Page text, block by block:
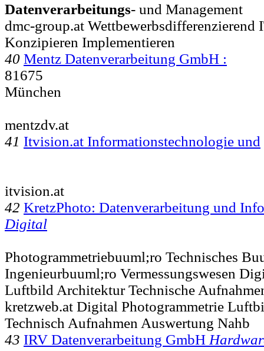
Datenverarbeitungs- und Management
dmc-group.at Wettbewerbsdifferenzierend
Konzipieren Implementieren
40 Mentz Datenverarbeitung GmbH :
81675
München
mentzdv.at
41 Itvision.at Informationstechnologie und
itvision.at
42 KretzPhoto: Datenverarbeitung und
Digital
Photogrammetriebuuml;ro Technisches
Ingenieurbuuml;ro Vermessungswesen
Luftbild Architektur Technische
kretzweb.at Digital Photogrammetrie
Technisch Aufnahmen Auswertung Nahb
43 IRV Datenverarbeitung GmbH